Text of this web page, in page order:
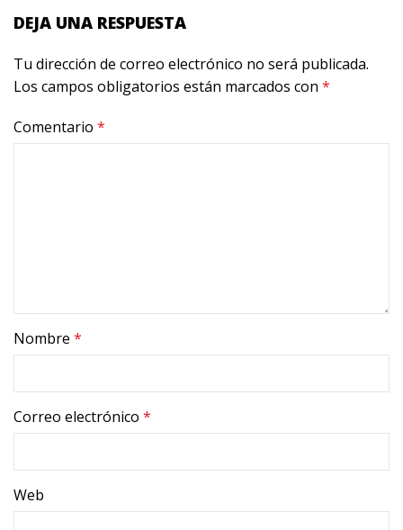
DEJA UNA RESPUESTA
Tu dirección de correo electrónico no será publicada.
Los campos obligatorios están marcados con *
Comentario *
Nombre *
Correo electrónico *
Web